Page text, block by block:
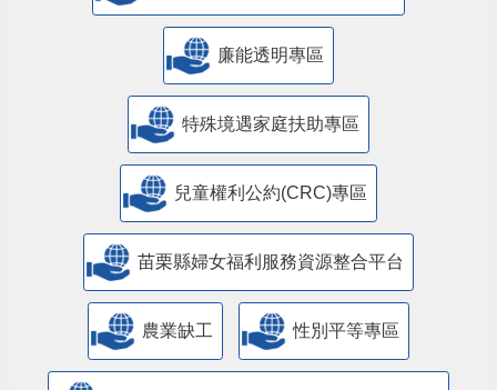
公益彩券盈餘辦理社會福利專區
廉能透明專區
特殊境遇家庭扶助專區
兒童權利公約(CRC)專區
苗栗縣婦女福利服務資源整合平台
農業缺工 性別平等專區